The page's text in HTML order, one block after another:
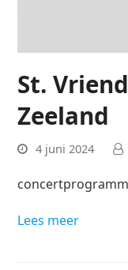
St.
Zeeland
4 juni 2024
Lees meer